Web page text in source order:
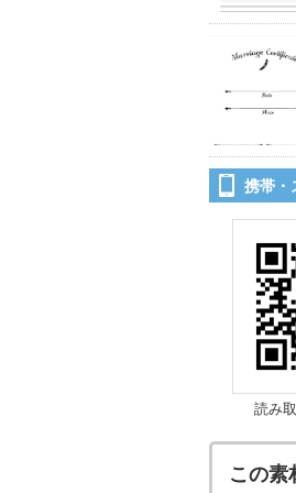
携帯・
読み
この素